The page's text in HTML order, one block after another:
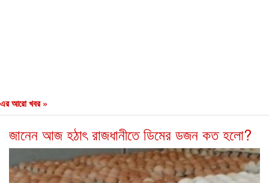
এর আরো খবর »
জানেন আজ হঠাৎ রাজধানীতে ডিমের ডজন কত হলো?